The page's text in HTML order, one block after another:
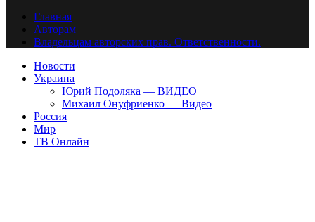
Главная
Авторам
Владельцам авторских прав. Ответственности.
Новости
Украина
Юрий Подоляка — ВИДЕО
Михаил Онуфриенко — Видео
Россия
Мир
ТВ Онлайн